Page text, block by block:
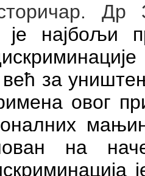
је најбољи
за
овог
на